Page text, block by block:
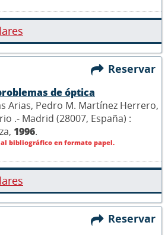
Reservar
de óptica
Arias, Pedro M. Martínez Herrero,
.- Madrid (28007, España) :
1996.
bibliográfico en formato papel.
Reservar